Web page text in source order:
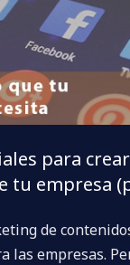
para
tu empresa
de
las empresas.